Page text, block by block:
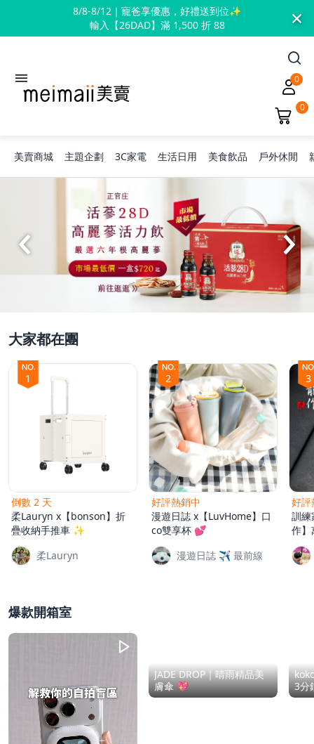
8/8-8/12｜寵爸享優惠，好禮送到位✨
輸入【26DAD】滿 1,500 折 88
×
0
0
美賣商城 主題企劃
露營凹豆咖
父親節好禮
熱銷排行
新品快遞
免運專區
3C家電 生活日用 美食飲品 戶外休閒
大家都在團
1
倒數 2 天
柔Lauryn x【bonson】折
疊收納手推車 ✨
柔Lauryn
2
好評熱銷中
漫遊日誌 x【LuvHome】口
co雙享杯 💕
漫遊日誌 ✈️ 最前線
3
好評
訓練
作】
爆款開箱室
JADE DROP｜晴雨精品美
膚傘 💖
3分